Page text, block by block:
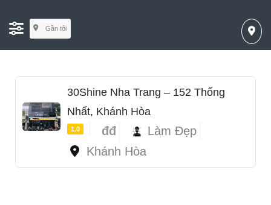
Gần tôi
30Shine Nha Trang – 152 Thống
Nhất, Khánh Hòa
1.0 đđ
Làm Đẹp
Khánh Hòa